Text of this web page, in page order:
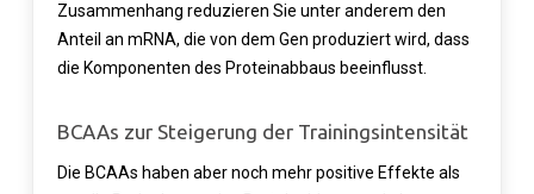
Zusammenhang reduzieren Sie unter anderem den
Anteil an mRNA, die von dem Gen produziert wird, dass
die Komponenten des Proteinabbaus beeinflusst.
BCAAs zur Steigerung der Trainingsintensität
Die BCAAs haben aber noch mehr positive Effekte als